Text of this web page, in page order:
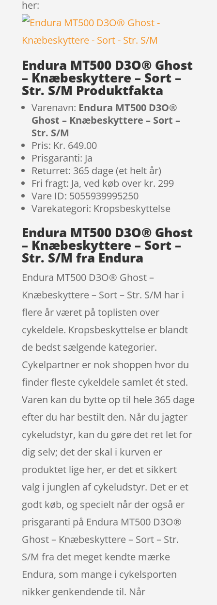
her:
Endura MT500 D3O® Ghost
– Knæbeskyttere – Sort –
Str. S/M Produktfakta
Varenavn: Endura MT500 D3O®
Ghost – Knæbeskyttere – Sort –
Str. S/M
Pris: Kr. 649.00
Prisgaranti: Ja
Returret: 365 dage (et helt år)
Fri fragt: Ja, ved køb over kr. 299
Vare ID: 5055939995250
Varekategori: Kropsbeskyttelse
Endura MT500 D3O® Ghost
– Knæbeskyttere – Sort –
Str. S/M fra Endura
Endura MT500 D3O® Ghost –
Knæbeskyttere – Sort – Str. S/M har i
flere år været på toplisten over
cykeldele. Kropsbeskyttelse er blandt
de bedst sælgende kategorier.
Cykelpartner er nok shoppen hvor du
finder fleste cykeldele samlet ét sted.
Varen kan du bytte op til hele 365 dage
efter du har bestilt den. Når du jagter
cykeludstyr, kan du gøre det ret let for
dig selv; det der skal i kurven er
produktet lige her, er det et sikkert
valg i junglen af cykeludstyr. Det er et
godt køb, og specielt når der også er
prisgaranti på Endura MT500 D3O®
Ghost – Knæbeskyttere – Sort – Str.
S/M fra det meget kendte mærke
Endura, som mange i cykelsporten
nikker genkendende til. Når